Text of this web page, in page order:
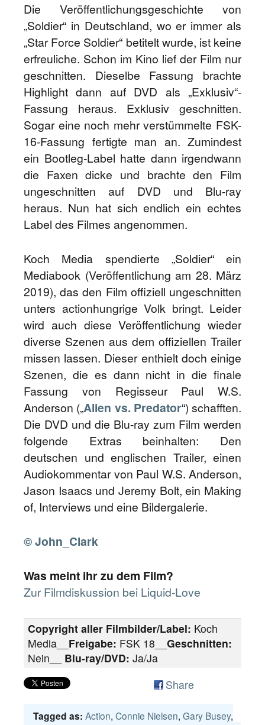
Die Veröffentlichungsgeschichte von
„Soldier“ in Deutschland, wo er immer als
„Star Force Soldier“ betitelt wurde, ist keine
erfreuliche. Schon im Kino lief der Film nur
geschnitten. Dieselbe Fassung brachte
Highlight dann auf DVD als „Exklusiv“-
Fassung heraus. Exklusiv geschnitten.
Sogar eine noch mehr verstümmelte FSK-
16-Fassung fertigte man an. Zumindest
ein Bootleg-Label hatte dann irgendwann
die Faxen dicke und brachte den Film
ungeschnitten auf DVD und Blu-ray
heraus. Nun hat sich endlich ein echtes
Label des Filmes angenommen.
Koch Media spendierte „Soldier“ ein
Mediabook (Veröffentlichung am 28. März
2019), das den Film offiziell ungeschnitten
unters actionhungrige Volk bringt. Leider
wird auch diese Veröffentlichung wieder
diverse Szenen aus dem offiziellen Trailer
missen lassen. Dieser enthielt doch einige
Szenen, die es dann nicht in die finale
Fassung von Regisseur Paul W.S.
Anderson („Alien vs. Predator“) schafften.
Die DVD und die Blu-ray zum Film werden
folgende Extras beinhalten: Den
deutschen und englischen Trailer, einen
Audiokommentar von Paul W.S. Anderson,
Jason Isaacs und Jeremy Bolt, ein Making
of, Interviews und eine Bildergalerie.
© John_Clark
Was meint ihr zu dem Film?
Zur Filmdiskussion bei Liquid-Love
Copyright aller Filmbilder/Label: Koch
Media__ Freigabe: FSK 18__ Geschnitten:
Nein__
Blu-ray/DVD: Ja/Ja
Share
Tagged as: Action, Connie Nielsen, Gary Busey,